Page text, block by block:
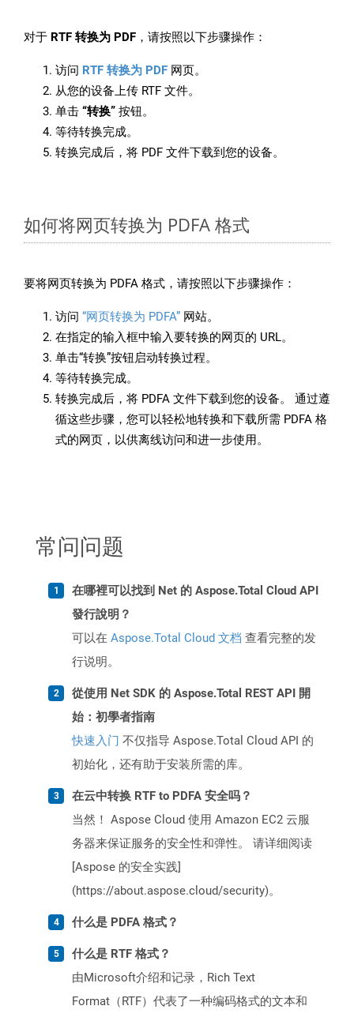
对于 RTF 转换为 PDF ，请按照以下步骤操作：
访问 RTF 转换为 PDF 网页。
从您的设备上传 RTF 文件。
单击 “转换” 按钮。
等待转换完成。
转换完成后，将 PDF 文件下载到您的设备。
如何将网页转换为 PDFA 格式
要将网页转换为 PDFA 格式，请按照以下步骤操作：
访问 “网页转换为 PDFA” 网站。
在指定的输入框中输入要转换的网页的 URL。
单击“转换”按钮启动转换过程。
等待转换完成。
转换完成后，将 PDFA 文件下载到您的设备。 通过遵
循这些步骤，您可以轻松地转换和下载所需 PDFA 格
式的网页，以供离线访问和进一步使用。
常问问题
在哪裡可以找到 Net 的 Aspose.Total Cloud API
發行說明？
可以在 Aspose.Total Cloud 文档 查看完整的发
行说明。
從使用 Net SDK 的 Aspose.Total REST API 開
始：初學者指南
快速入门 不仅指导 Aspose.Total Cloud API 的
初始化，还有助于安装所需的库。
在云中转换 RTF to PDFA 安全吗？
当然！ Aspose Cloud 使用 Amazon EC2 云服
务器来保证服务的安全性和弹性。 请详细阅读
[Aspose 的安全实践]
(https://about.aspose.cloud/security)。
什么是 PDFA 格式？
什么是 RTF 格式？
由Microsoft介绍和记录，Rich Text
Format（RTF）代表了一种编码格式的文本和